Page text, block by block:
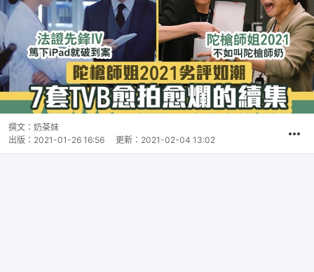
撰文： 奶茶妹
出版： 2021-01-26 16:56 更新： 2021-02-04 13:02